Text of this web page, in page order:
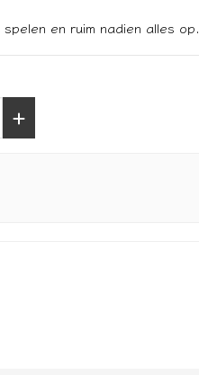
en ruim nadien alles op.